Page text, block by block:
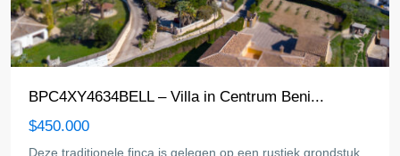
BPC4XY4634BELL – Villa in Centrum Beni...
$450.000
Deze traditionele finca is gelegen op een rustiek grondstuk